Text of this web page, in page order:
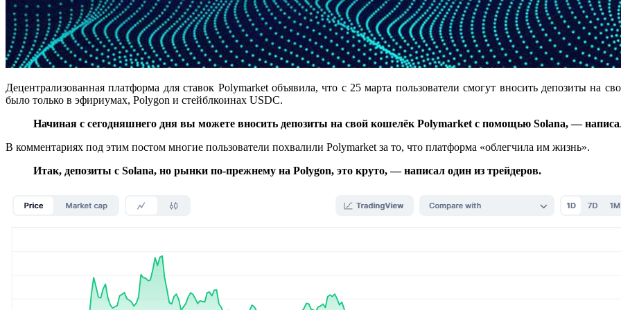
Децентрализованная платформа для ставок Polymarket объявила, что с 25 марта пользователи смогут вносить депозиты на
было только в эфириумах, Polygon и стейблкоинах USDC.
Начиная с сегодняшнего дня вы можете вносить депозиты на свой кошелёк Polymarket с помощью Solana, —
В комментариях под этим постом многие пользователи похвалили Polymarket за то, что платформа «облегчила им жизнь».
Итак, депозиты с Solana, но рынки по-прежнему на Polygon, это круто, — написал один из трейдеров.